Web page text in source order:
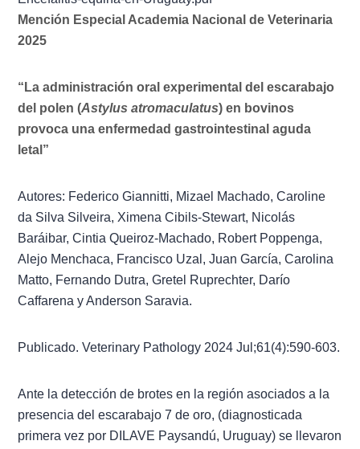
Mención Especial Academia Nacional de Veterinaria
2025
“La administración oral experimental del escarabajo
del polen (Astylus atromaculatus) en bovinos
provoca una enfermedad gastrointestinal aguda
letal”
Autores: Federico Giannitti, Mizael Machado, Caroline
da Silva Silveira, Ximena Cibils-Stewart, Nicolás
Baráibar, Cintia Queiroz-Machado, Robert Poppenga,
Alejo Menchaca, Francisco Uzal, Juan García, Carolina
Matto, Fernando Dutra, Gretel Ruprechter, Darío
Caffarena y Anderson Saravia.
Publicado. Veterinary Pathology 2024 Jul;61(4):590-603.
Ante la detección de brotes en la región asociados a la
presencia del escarabajo 7 de oro, (diagnosticada
primera vez por DILAVE Paysandú, Uruguay) se llevaron